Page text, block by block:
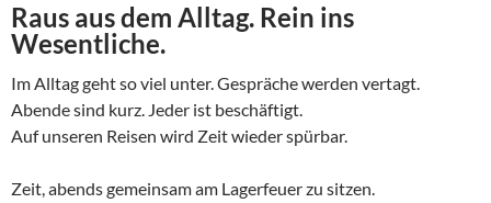
Raus aus dem Alltag. Rein ins
Wesentliche.
Im Alltag geht so viel unter. Gespräche werden vertagt.
Abende sind kurz. Jeder ist beschäftigt.
Auf unseren Reisen wird Zeit wieder spürbar.
Zeit, abends gemeinsam am Lagerfeuer zu sitzen.